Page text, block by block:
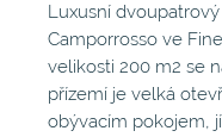
Luxusní
Camporrosso ve
velikosti 200 m2 se
přízemí je velká
obývacím pokojem,